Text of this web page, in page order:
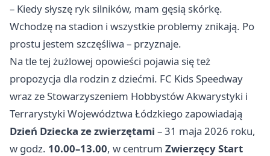
– Kiedy słyszę ryk silników, mam gęsią skórkę.
Wchodzę na stadion i wszystkie problemy znikają. Po
prostu jestem szczęśliwa – przyznaje.
Na tle tej żużlowej opowieści pojawia się też
propozycja dla rodzin z dziećmi. FC Kids Speedway
wraz ze Stowarzyszeniem Hobbystów Akwarystyki i
Terrarystyki Województwa Łódzkiego zapowiadają
Dzień Dziecka ze zwierzętami – 31 maja 2026 roku,
w godz. 10.00–13.00, w centrum Zwierzęcy Start